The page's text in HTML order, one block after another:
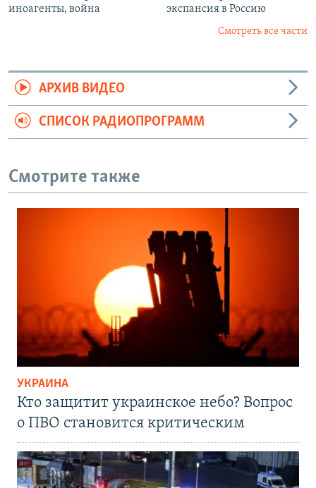
иноагенты, война
экспансия в Россию
Смотреть все части
АРХИВ ВИДЕО
СПИСОК РАДИОПРОГРАММ
Смотрите также
УКРАИНА
Кто защитит украинское небо? Вопрос
о ПВО становится критическим